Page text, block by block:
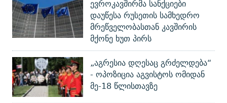
ევროკავშირმა სანქციები
დაუწესა რუსეთის სამხედრო
მრეწველობასთან კავშირის
მქონე ხუთ პირს
„აგრესია დღესაც გრძელდება“
- ოპოზიცია აგვისტოს ომიდან
მე-18 წლისთავზე